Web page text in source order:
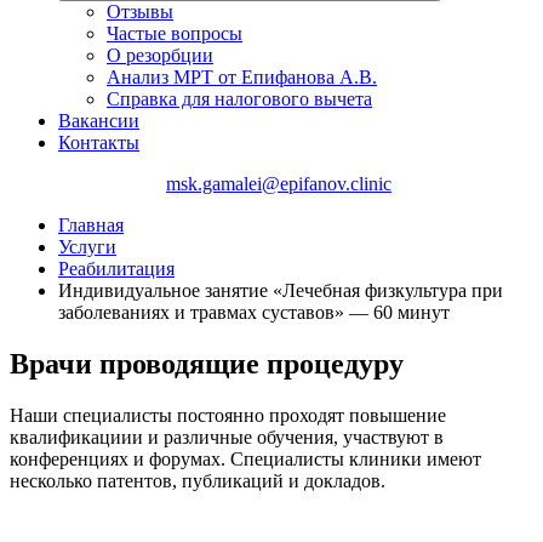
Отзывы
Частые вопросы
О резорбции
Анализ МРТ от Епифанова А.В.
Справка для налогового вычета
Вакансии
Контакты
msk.gamalei@epifanov.clinic
Главная
Услуги
Реабилитация
Индивидуальное занятие «Лечебная физкультура при
заболеваниях и травмах суставов» — 60 минут
Врачи проводящие процедуру
Наши специалисты постоянно проходят повышение
квалификациии и различные обучения, участвуют в
конференциях и форумах. Специалисты клиники имеют
несколько патентов, публикаций и докладов.